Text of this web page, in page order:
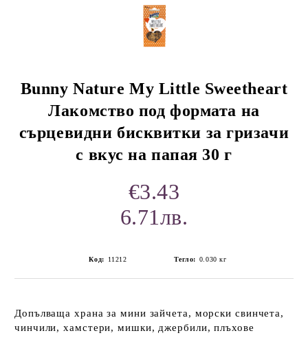
Bunny Nature My Little Sweetheart
Лакомство под формата на
сърцевидни бисквитки за гризачи
с вкус на папая 30 г
€3.43
6.71лв.
Код: 11212 Тегло: 0.030 кг
Допълваща храна за мини зайчета, морски свинчета,
чинчили, хамстери, мишки, джербили, плъхове